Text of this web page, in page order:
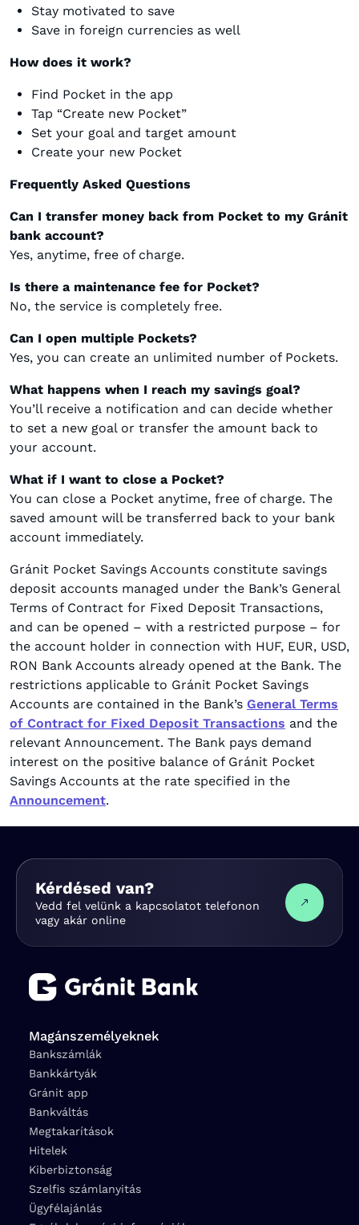
Stay motivated to save
Save in foreign currencies as well
How does it work?
Find Pocket in the app
Tap “Create new Pocket”
Set your goal and target amount
Create your new Pocket
Frequently Asked Questions
Can I transfer money back from Pocket to my Gránit
bank account?
Yes, anytime, free of charge.
Is there a maintenance fee for Pocket?
No, the service is completely free.
Can I open multiple Pockets?
Yes, you can create an unlimited number of Pockets.
What happens when I reach my savings goal?
You’ll receive a notification and can decide whether
to set a new goal or transfer the amount back to
your account.
What if I want to close a Pocket?
You can close a Pocket anytime, free of charge. The
saved amount will be transferred back to your bank
account immediately.
Gránit Pocket Savings Accounts constitute savings
deposit accounts managed under the Bank’s General
Terms of Contract for Fixed Deposit Transactions,
and can be opened – with a restricted purpose – for
the account holder in connection with HUF, EUR, USD,
RON Bank Accounts already opened at the Bank. The
restrictions applicable to Gránit Pocket Savings
Accounts are contained in the Bank’s General Terms
of Contract for Fixed Deposit Transactions and the
relevant Announcement. The Bank pays demand
interest on the positive balance of Gránit Pocket
Savings Accounts at the rate specified in the
Announcement.
Kérdésed van?
Vedd fel velünk a kapcsolatot telefonon
vagy akár online
Magánszemélyeknek
Bankszámlák
Bankkártyák
Gránit app
Bankváltás
Megtakarítások
Hitelek
Kiberbiztonság
Szelfis számlanyitás
Ügyfélajánlás